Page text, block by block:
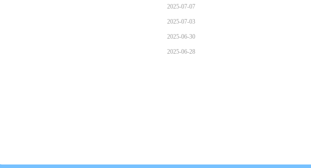
2025-07-07
2025-07-03
2025-06-30
2025-06-28